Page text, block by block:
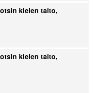
kielen taito,
kielen taito,